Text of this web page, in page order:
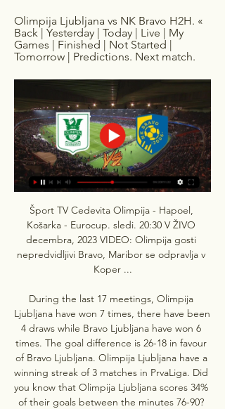
Olimpija Ljubljana vs NK Bravo H2H. «
Back | Yesterday | Today | Live | My
Games | Finished | Not Started |
Tomorrow | Predictions. Next match.
Šport TV Cedevita Olimpija - Hapoel,
Košarka - Eurocup. sledi. 20:30 V ŽIVO
decembra, 2023 VIDEO: Olimpija gosti
nepredvidljivi Bravo, Maribor se odpravlja v
Koper ...
During the last 17 meetings, Olimpija
Ljubljana have won 7 times, there have been
4 draws while Bravo Ljubljana have won 6
times. The goal difference is 26-18 in favour
of Bravo Ljubljana. Olimpija Ljubljana have a
winning streak of 3 matches in PrvaLiga. Did
you know that Olimpija Ljubljana scores 34%
of their goals between the minutes 76-90?